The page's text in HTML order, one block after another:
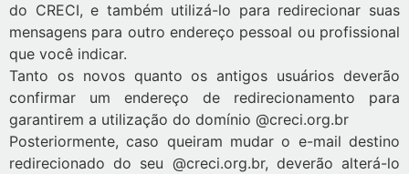
do CRECI, e também utilizá-lo para redirecionar suas
mensagens para outro endereço pessoal ou profissional
que você indicar.
Tanto os novos quanto os antigos usuários deverão
confirmar um endereço de redirecionamento para
garantirem a utilização do domínio @creci.org.br
Posteriormente, caso queiram mudar o e-mail destino
redirecionado do seu @creci.org.br, deverão alterá-lo